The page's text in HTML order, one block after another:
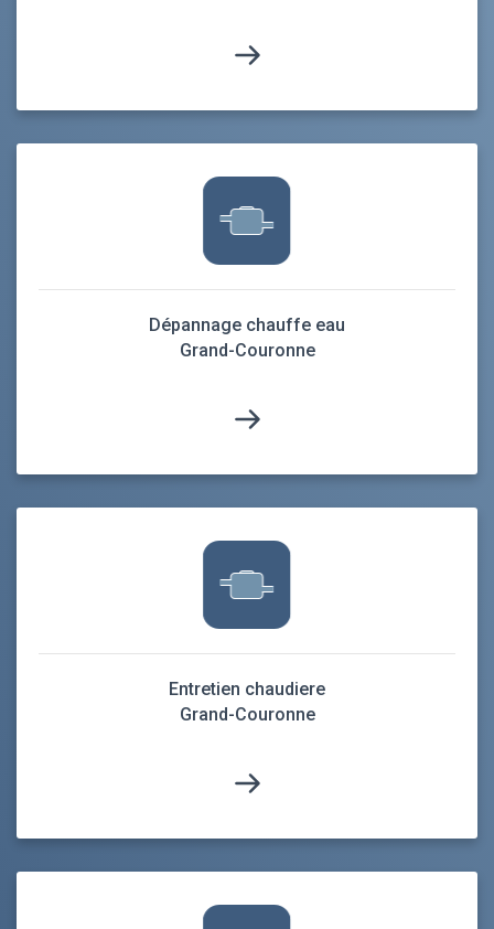
Dépannage chauffe eau
Grand-Couronne
Entretien chaudiere
Grand-Couronne